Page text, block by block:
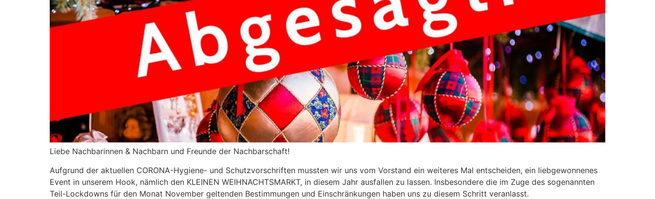
Liebe Nachbarinnen & Nachbarn und Freunde der Nachbarschaft!
Aufgrund der aktuellen CORONA-Hygiene- und Schutzvorschriften mussten wir uns vom Vorstand ein weiteres Mal entscheiden, ein liebgewonnenes
Event in unserem Hook, nämlich den KLEINEN WEIHNACHTSMARKT, in diesem Jahr ausfallen zu lassen. Insbesondere die im Zuge des sogenannten
Teil-Lockdowns für den Monat November geltenden Bestimmungen und Einschränkungen haben uns zu diesem Schritt veranlasst.